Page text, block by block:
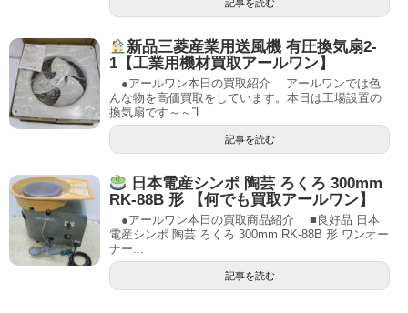
記事を読む
新品三菱産業用送風機 有圧換気扇2-
1【工業用機材買取アールワン】
●アールワン本日の買取紹介 アールワンでは色
んな物を高価買取をしています。本日は工場設置の
換気扇です～～Ἳ...
記事を読む
日本電産シンポ 陶芸 ろくろ 300mm
RK-88B 形 【何でも買取アールワン】
●アールワン本日の買取商品紹介 ■良好品 日本
電産シンポ 陶芸 ろくろ 300mm RK-88B 形 ワンオー
ナー...
記事を読む